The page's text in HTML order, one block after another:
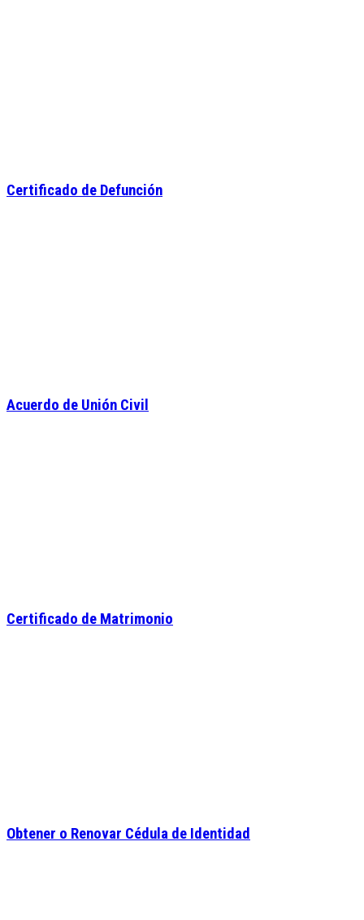
Certificado de Defunción
Acuerdo de Unión Civil
Certificado de Matrimonio
Obtener o Renovar Cédula de Identidad